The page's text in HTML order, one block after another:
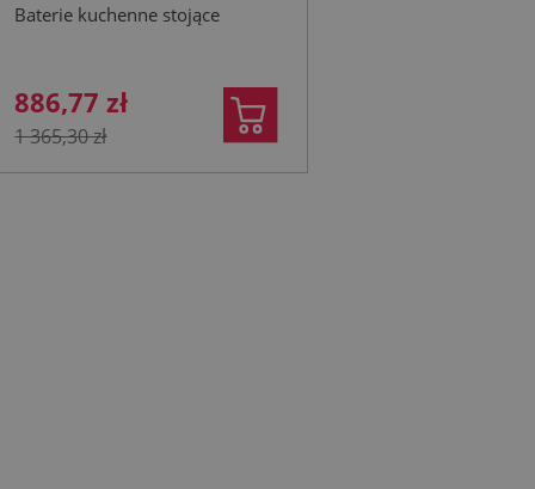
metal grey
Baterie kuchenne stojące
886,77 zł
1 365,30 zł